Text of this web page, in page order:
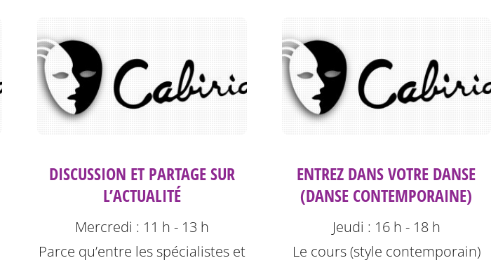
DISCUSSION ET PARTAGE SUR
L’ACTUALITÉ
Mercredi : 11 h - 13 h
Parce qu’entre les spécialistes et
ENTREZ DANS VOTRE DANSE
(DANSE CONTEMPORAINE)
Jeudi : 16 h - 18 h
Le cours (style contemporain)